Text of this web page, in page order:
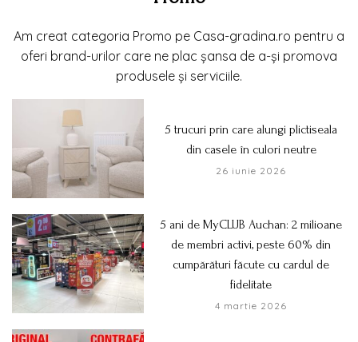
Am creat categoria Promo pe Casa-gradina.ro pentru a
oferi brand-urilor care ne plac șansa de a-și promova
produsele și serviciile.
5 trucuri prin care alungi plictiseala
din casele în culori neutre
26 iunie 2026
5 ani de MyCLUB Auchan: 2 milioane
de membri activi, peste 60% din
cumpărături făcute cu cardul de
fidelitate
4 martie 2026